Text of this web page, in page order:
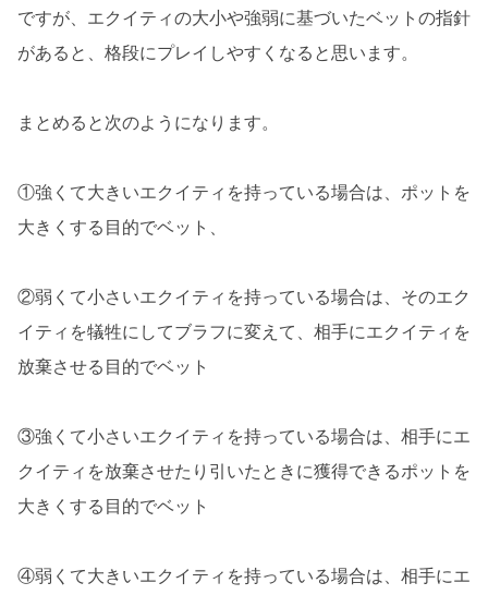
ですが、エクイティの大小や強弱に基づいたベットの指針
があると、格段にプレイしやすくなると思います。
まとめると次のようになります。
①強くて大きいエクイティを持っている場合は、ポットを
大きくする目的でベット、
②弱くて小さいエクイティを持っている場合は、そのエク
イティを犠牲にしてブラフに変えて、相手にエクイティを
放棄させる目的でベット
③強くて小さいエクイティを持っている場合は、相手にエ
クイティを放棄させたり引いたときに獲得できるポットを
大きくする目的でベット
④弱くて大きいエクイティを持っている場合は、相手にエ